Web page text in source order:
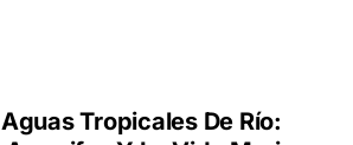
Tropicales De Río: